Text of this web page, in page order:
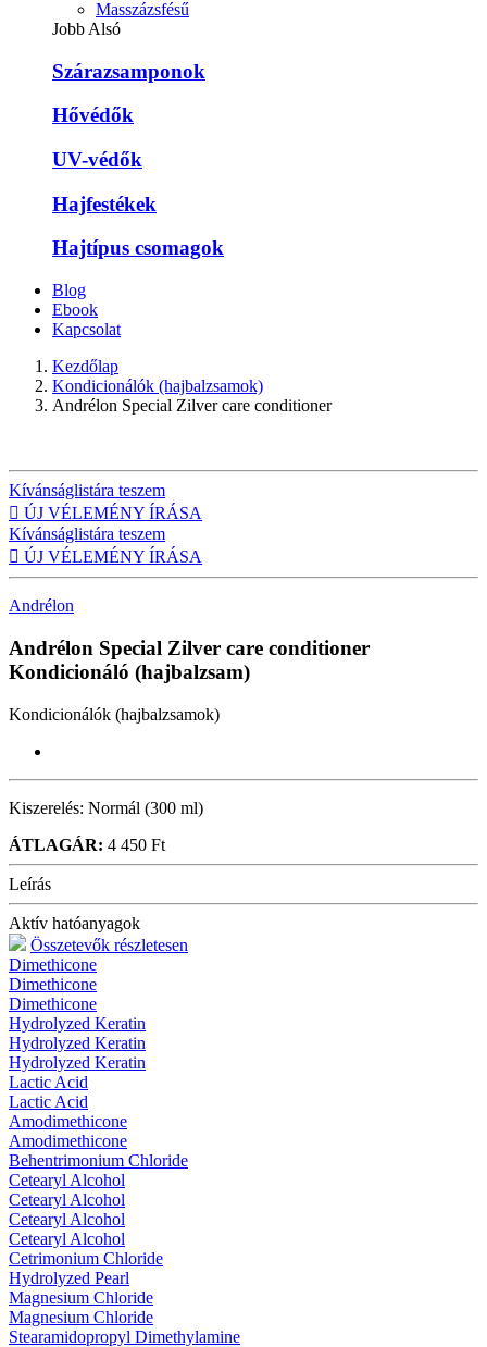
Masszázsfésű
Jobb Alsó
Szárazsamponok
Hővédők
UV-védők
Hajfestékek
Hajtípus csomagok
Blog
Ebook
Kapcsolat
Kezdőlap
Kondicionálók (hajbalzsamok)
Andrélon Special Zilver care conditioner
Kívánságlistára teszem
 ÚJ VÉLEMÉNY ÍRÁSA
Kívánságlistára teszem
 ÚJ VÉLEMÉNY ÍRÁSA
Andrélon
Andrélon Special Zilver care conditioner
Kondicionáló (hajbalzsam)
Kondicionálók (hajbalzsamok)
Kiszerelés: Normál (300 ml)
ÁTLAGÁR: 4 450 Ft
Leírás
Aktív hatóanyagok
Összetevők részletesen
Dimethicone
Dimethicone
Dimethicone
Hydrolyzed Keratin
Hydrolyzed Keratin
Hydrolyzed Keratin
Lactic Acid
Lactic Acid
Amodimethicone
Amodimethicone
Behentrimonium Chloride
Cetearyl Alcohol
Cetearyl Alcohol
Cetearyl Alcohol
Cetearyl Alcohol
Cetrimonium Chloride
Hydrolyzed Pearl
Magnesium Chloride
Magnesium Chloride
Stearamidopropyl Dimethylamine